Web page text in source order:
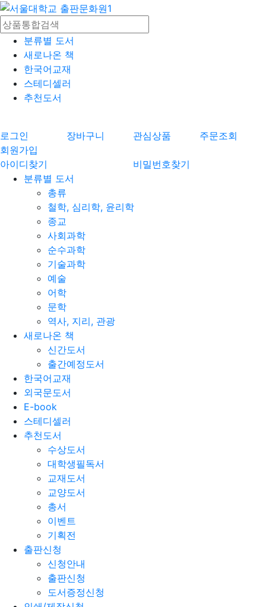
분류별 도서
새로나온 책
한국어교재
스테디셀러
추천도서
로그인 장바구니 관심상품
주문조회
회원가입
아이디찾기
비밀번호찾기
분류별 도서
총류
철학, 심리학, 윤리학
종교
사회과학
순수과학
기술과학
예술
어학
문학
역사, 지리, 관광
새로나온 책
신간도서
출간예정도서
한국어교재
외국문도서
E-book
스테디셀러
추천도서
수상도서
대학생필독서
교재도서
교양도서
총서
이벤트
기획전
출판신청
신청안내
출판신청
도서증정신청